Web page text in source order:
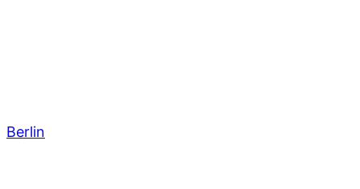
Berlin